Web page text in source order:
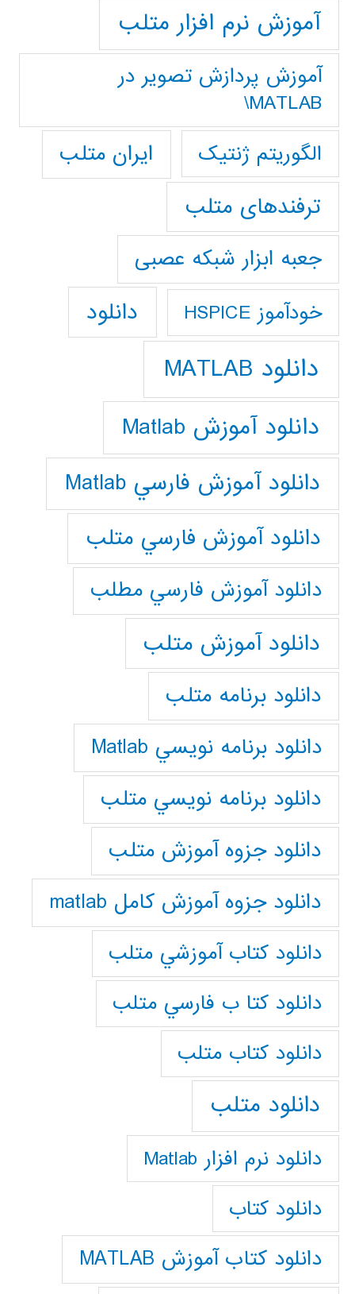
آموزش نرم افزار متلب
آموزش پردازش تصوير در
MATLAB\
الگوریتم ژنتیک
ایران متلب
ترفندهای متلب
جعبه ابزار شبکه عصبی
خودآموز HSPICE دانلود
دانلود MATLAB
دانلود آموزش Matlab
دانلود آموزش فارسي Matlab
دانلود آموزش فارسي متلب
دانلود آموزش فارسي مطلب
دانلود آموزش متلب
دانلود برنامه متلب
دانلود برنامه نويسي Matlab
دانلود برنامه نويسي متلب
دانلود جزوه آموزش متلب
دانلود جزوه آموزش کامل matlab
دانلود كتاب آموزشي متلب
دانلود كتا ب فارسي متلب
دانلود كتاب متلب
دانلود متلب
دانلود نرم افزار Matlab
دانلود کتاب
دانلود کتاب آموزش MATLAB